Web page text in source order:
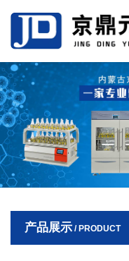
产品展示 / PRODUCT